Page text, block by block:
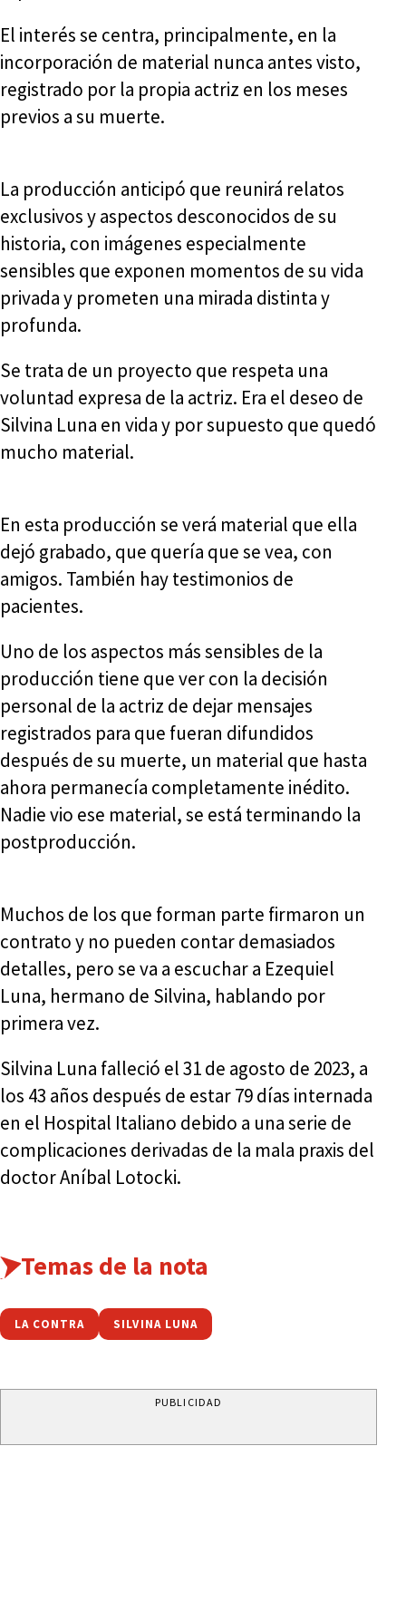
El interés se centra, principalmente, en la
incorporación de material nunca antes visto,
registrado por la propia actriz en los meses
previos a su muerte.
La producción anticipó que reunirá relatos
exclusivos y aspectos desconocidos de su
historia, con imágenes especialmente
sensibles que exponen momentos de su vida
privada y prometen una mirada distinta y
profunda.
Se trata de un proyecto que respeta una
voluntad expresa de la actriz. Era el deseo de
Silvina Luna en vida y por supuesto que quedó
mucho material.
En esta producción se verá material que ella
dejó grabado, que quería que se vea, con
amigos. También hay testimonios de
pacientes.
Uno de los aspectos más sensibles de la
producción tiene que ver con la decisión
personal de la actriz de dejar mensajes
registrados para que fueran difundidos
después de su muerte, un material que hasta
ahora permanecía completamente inédito.
Nadie vio ese material, se está terminando la
postproducción.
Muchos de los que forman parte firmaron un
contrato y no pueden contar demasiados
detalles, pero se va a escuchar a Ezequiel
Luna, hermano de Silvina, hablando por
primera vez.
Silvina Luna falleció el 31 de agosto de 2023, a
los 43 años después de estar 79 días internada
en el Hospital Italiano debido a una serie de
complicaciones derivadas de la mala praxis del
doctor Aníbal Lotocki.
Temas de la nota
LA CONTRA SILVINA LUNA
PUBLICIDAD